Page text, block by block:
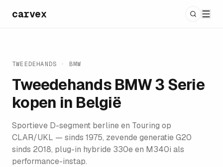
carvex
TWEEDEHANDS · BMW
Tweedehands BMW 3 Serie
kopen in België
Sportieve D-segment berline en Touring op
CLAR/UKL — sinds 1975, zevende generatie G20
sinds 2018, plug-in hybride 330e en M340i als
performance-instap.